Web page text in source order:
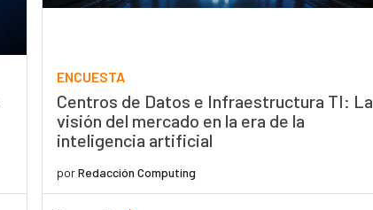
ENCUESTA
Centros de Datos e Infraestructura TI: La
visión del mercado en la era de la
inteligencia artificial
porRedacción Computing